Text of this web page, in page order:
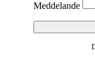
Meddelande